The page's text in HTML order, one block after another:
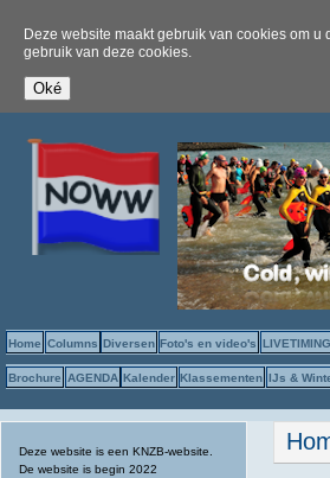
Deze website maakt gebruik van cookies om
gebruik van deze cookies.
Home Columns Diversen Foto's en video's LIVETIMING
Brochure AGENDA Kalender Klassementen IJs &
Deze website is een KNZB-website.
De website is begin 2022
U